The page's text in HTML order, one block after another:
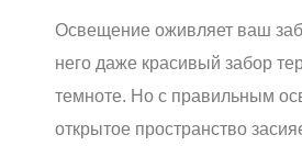
Освещение оживляет ваш
него даже красивый забор
темноте. Но с правильным
открытое пространство